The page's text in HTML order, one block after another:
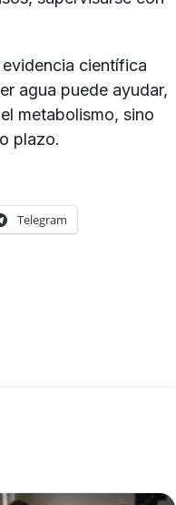
científica
agua puede ayudar,
metabolismo, sino
plazo.
Telegram